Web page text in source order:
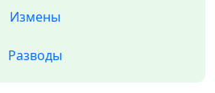
Измены
Разводы